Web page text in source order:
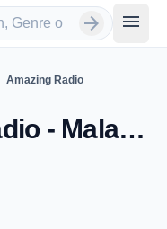
arrow_forward menu
Amazing Radio
Amazing Radio - Malamulele